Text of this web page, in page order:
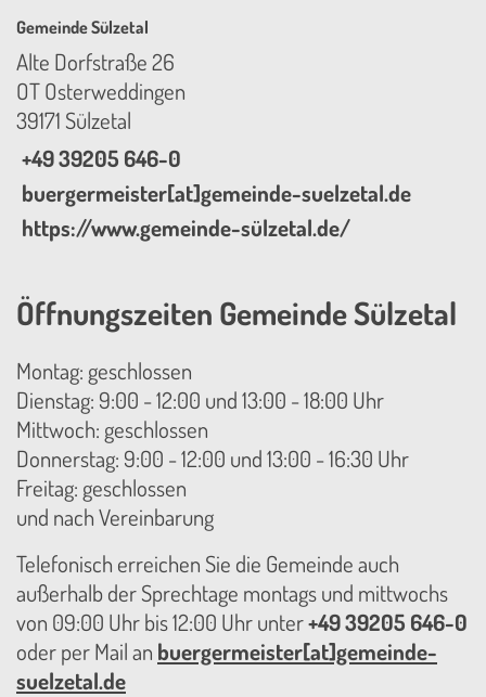
Gemeinde Sülzetal
Alte Dorfstraße 26
OT Osterweddingen
39171 Sülzetal
+49 39205 646-0
buergermeister[at]gemeinde-suelzetal.de
https://www.gemeinde-sülzetal.de/
Öffnungszeiten Gemeinde Sülzetal
Montag: geschlossen
Dienstag: 9:00 - 12:00 und 13:00 - 18:00 Uhr
Mittwoch: geschlossen
Donnerstag: 9:00 - 12:00 und 13:00 - 16:30 Uhr
Freitag: geschlossen
und nach Vereinbarung
Telefonisch erreichen Sie die Gemeinde auch
außerhalb der Sprechtage montags und mittwochs
von 09:00 Uhr bis 12:00 Uhr unter+49 39205 646-0
oder per Mail an buergermeister[at]gemeinde-
suelzetal.de